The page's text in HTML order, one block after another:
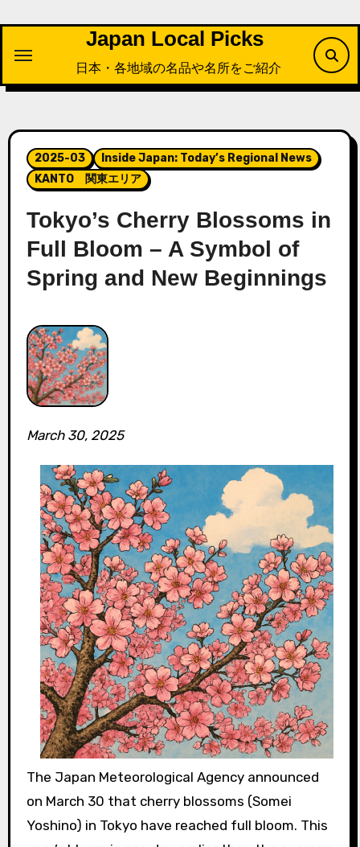
プ
Japan Local Picks
日本・各地域の名品や名所をご紹介
2025-03
Inside Japan: Today’s Regional News
KANTO 関東エリア
Tokyo’s Cherry Blossoms in
Full Bloom – A Symbol of
Spring and New Beginnings
March 30, 2025
The Japan Meteorological Agency announced
on March 30 that cherry blossoms (Somei
Yoshino) in Tokyo have reached full bloom. This